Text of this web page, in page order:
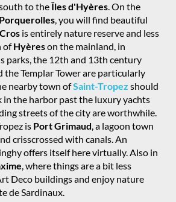
to theÎles d'Hyères. On the
, you will find beautiful
is entirely nature reserve and less
ofHyèreson the mainland, in
parks, the 12th and 13th century
the Templar Tower are particularly
nearby town ofSaint-Tropez should
in the harbor past the luxury yachts
streets of the city are worthwhile.
is Port Grimaud, a lagoon town
crisscrossed with canals. An
offers itself here virtually. Also in
, where things are a bit less
Deco buildings and enjoy nature
de Sardinaux.